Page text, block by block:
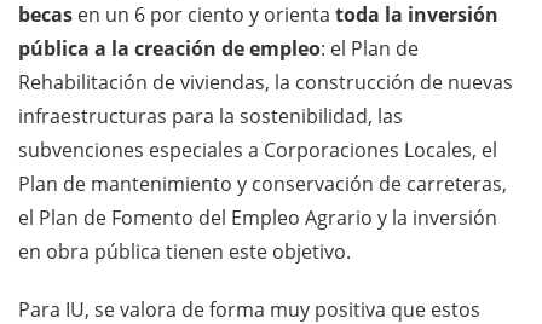
becas en un 6 por ciento y orienta toda la inversión
pública a la creación de empleo: el Plan de
Rehabilitación de viviendas, la construcción de nuevas
infraestructuras para la sostenibilidad, las
subvenciones especiales a Corporaciones Locales, el
Plan de mantenimiento y conservación de carreteras,
el Plan de Fomento del Empleo Agrario y la inversión
en obra pública tienen este objetivo.
Para IU, se valora de forma muy positiva que estos